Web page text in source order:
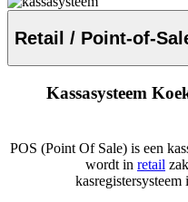
Retail / Point-of-
Kassasysteem
POS (Point Of Sale) is een
wordt in retail
kasregistersysteem